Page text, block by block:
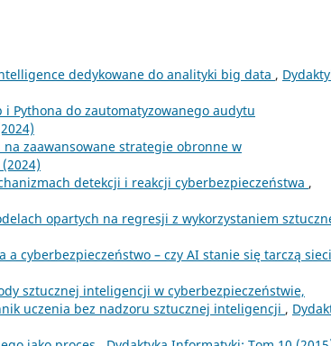
dedykowane do analityki big data ,
i Pythona do zautomatyzowanego audytu
zaawansowane strategie obronne w
detekcji i reakcji cyberbezpieczeństwa ,
opartych na regresji z wykorzystaniem
a cyberbezpieczeństwo – czy AI stanie się tarczą
sztucznej inteligencji w cyberbezpieczeństwie,
uczenia bez nadzoru sztucznej inteligencji ,